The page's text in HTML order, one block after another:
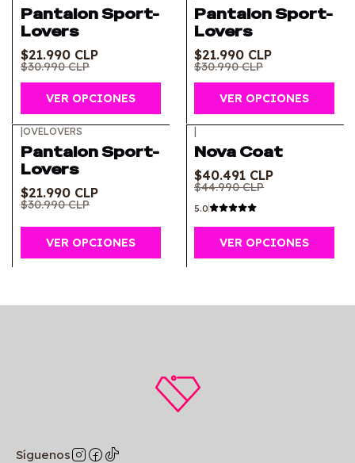
Pantalon Sport-
Lovers
$21.990 CLP
$30.990 CLP
VER OPCIONES
Pantalon Sport-
Lovers
$21.990 CLP
$30.990 CLP
VER OPCIONES
|OVELOVERS
Pantalon Sport-
Lovers
$21.990 CLP
$30.990 CLP
VER OPCIONES
|
Nova Coat
$40.491 CLP
$44.990 CLP
5.0
VER OPCIONES
Síguenos